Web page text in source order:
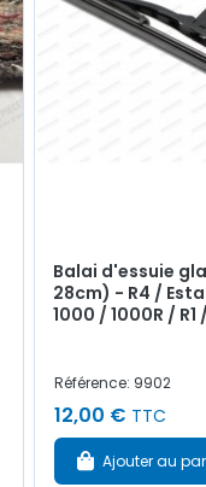
Balai d'essuie
28cm) - R4 /
1000 / 1000R / R1
Référence: 9902
12,00 € TTC
Ajouter au